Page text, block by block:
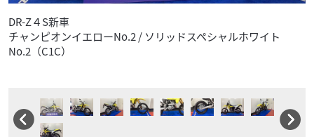
DR-Z４S新車
チャンピオンイエローNo.2 / ソリッドスペシャルホワイト
No.2（C1C）